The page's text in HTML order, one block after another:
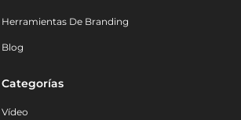
Herramientas De Branding
Blog
Categorías
Vídeo